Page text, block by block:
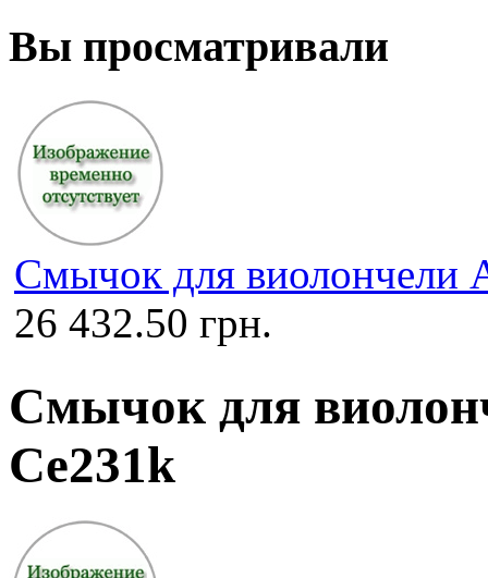
Вы просматривали
Смычок для виолончели
26 432.50 грн.
Смычок для
Ce231k